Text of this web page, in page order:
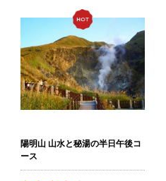
陽明山 山水と秘湯の半日午後コ
ース